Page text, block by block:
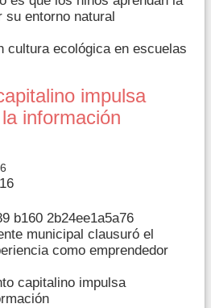
su entorno natural
cultura ecológica en escuelas
impulsa
información
municipal clausuró el
como emprendedor
capitalino impulsa